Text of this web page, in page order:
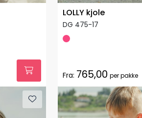
LOLLY kjole
DG 475-17
Fra: 765,00 per pakke